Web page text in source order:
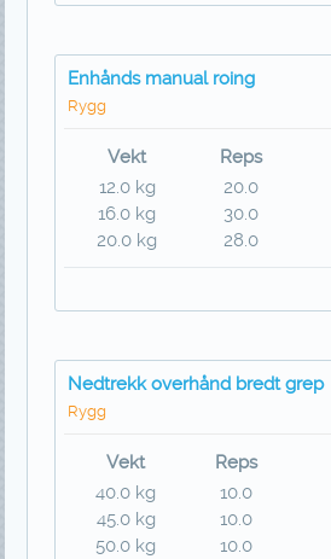
Enhånds manual roing
Rygg
Vekt Reps
12.0 kg
20.0
16.0 kg
30.0
20.0 kg
28.0
Nedtrekk overhånd bredt grep
Rygg
Vekt Reps
40.0 kg
10.0
45.0 kg
10.0
50.0 kg
10.0